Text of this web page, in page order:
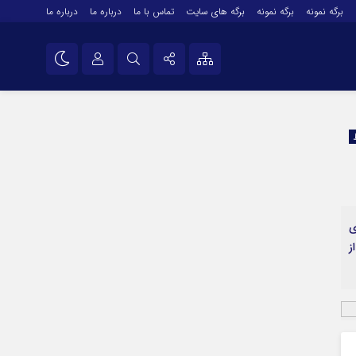
برگه نمونه برگه نمونه برگه های سایت تماس با ما درباره ما درباره ما